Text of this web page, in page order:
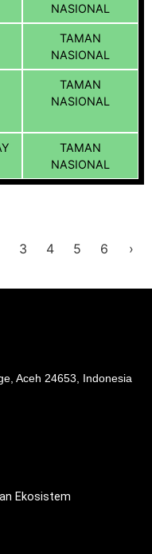
NASIONAL
TAMAN
NASIONAL
TAMAN
NASIONAL
TAMAN
NASIONAL
3 4 5 6 ›
Aceh 24653, Indonesia
Ekosistem